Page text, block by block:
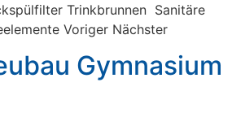
Trinkbrunnen Sanitäre
Voriger Nächster
Gymnasium